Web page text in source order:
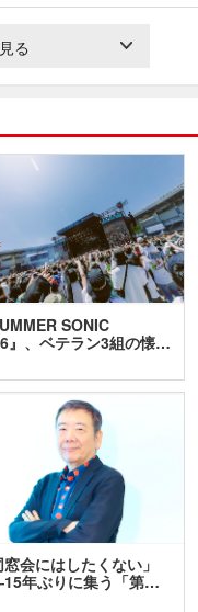
る
SONIC
』、ベテラン3組の懐…
窓会にはしたくない」
年ぶりに集う「第…